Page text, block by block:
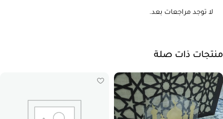
لا توجد مراجعات بعد.
منتجات ذات صلة